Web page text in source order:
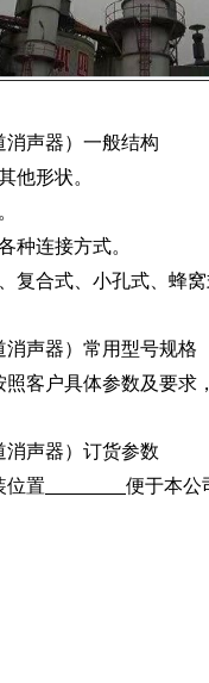
声器）一般结构
他形状。
种连接方式。
复合式、小孔式、蜂窝
声器）常用型号规格
客户具体参数及要求
声器）订货参数
位置
便于本公